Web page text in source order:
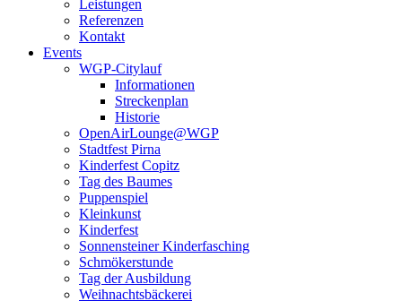
Leistungen
Referenzen
Kontakt
Events
WGP-Citylauf
Informationen
Streckenplan
Historie
OpenAirLounge@WGP
Stadtfest Pirna
Kinderfest Copitz
Tag des Baumes
Puppenspiel
Kleinkunst
Kinderfest
Sonnensteiner Kinderfasching
Schmökerstunde
Tag der Ausbildung
Weihnachtsbäckerei